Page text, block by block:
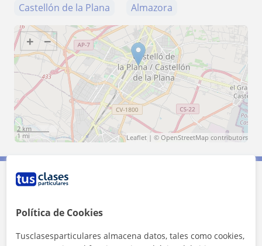
Castellón de la Plana
Almazora
+ −
2 km
1 mi
Leaflet | © OpenStreetMap contributors
Contacta con Jephthah
Política de Cookies
Tusclasesparticulares almacena datos, tales como cookies,